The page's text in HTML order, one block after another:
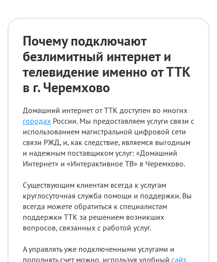
Почему подключают
безлимитный интернет и
телевидение именно от ТТК
в г. Черемхово
Домашний интернет от ТТК доступен во многих
городах России. Мы предоставляем услуги связи с
использованием магистральной цифровой сети
связи РЖД, и, как следствие, являемся выгодным
и надежным поставщиком услуг: «Домашний
Интернет» и «Интерактивное ТВ» в Черемхово.
Существующим клиентам всегда к услугам
круглосуточная служба помощи и поддержки. Вы
всегда можете обратиться к специалистам
поддержки ТТК за решением возникших
вопросов, связанных с работой услуг.
А управлять уже подключенными услугами и
пополнять счет можно, используя удобный сайт.